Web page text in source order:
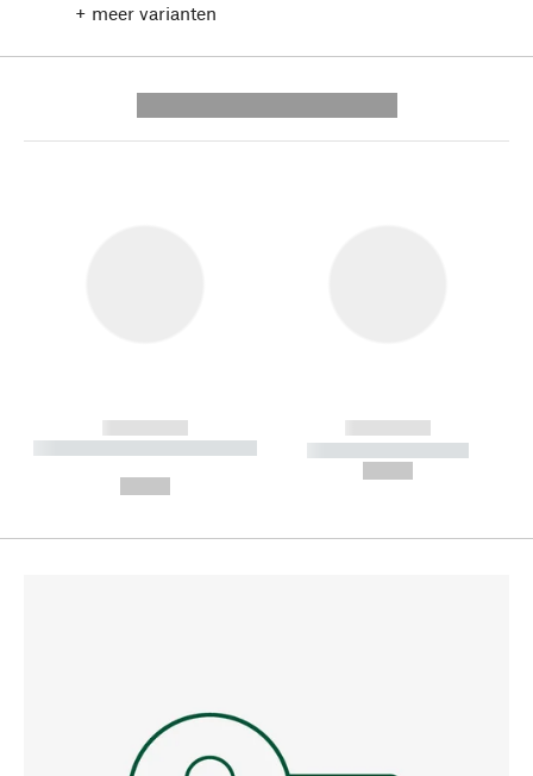
+ meer varianten
------------
----------- ----------- --------
------------
----------- -----------